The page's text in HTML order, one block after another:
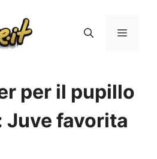
Menu
per il pupillo
Juve favorita